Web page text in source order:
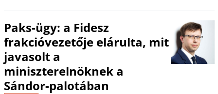
Paks-ügy: a Fidesz
frakcióvezetője elárulta, mit
javasolt a
miniszterelnöknek a
Sándor-palotában